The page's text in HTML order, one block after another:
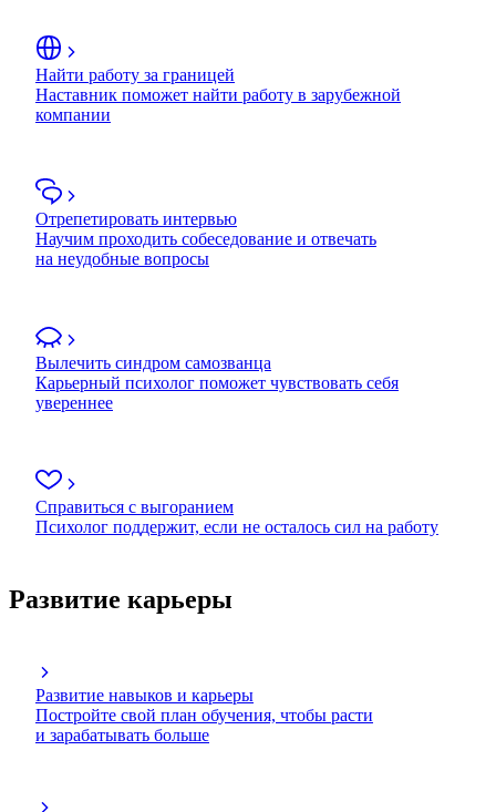
Найти работу за границей
Наставник поможет найти работу в зарубежной
компании
Отрепетировать интервью
Научим проходить собеседование и отвечать
на неудобные вопросы
Вылечить синдром самозванца
Карьерный психолог поможет чувствовать себя
увереннее
Справиться с выгоранием
Психолог поддержит, если не осталось сил на работу
Развитие карьеры
Развитие навыков и карьеры
Постройте свой план обучения, чтобы расти
и зарабатывать больше